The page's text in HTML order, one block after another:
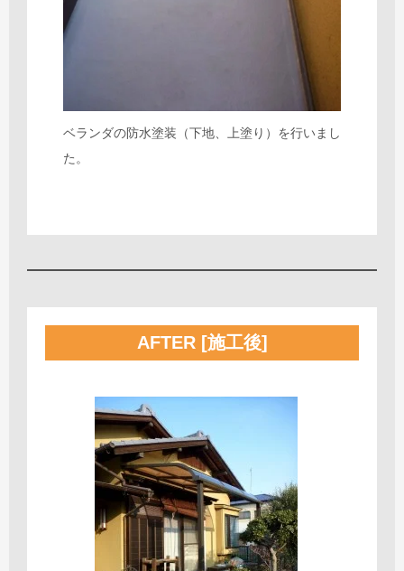
ベランダの防水塗装（下地、上塗り）を行いまし
た。
AFTER [施工後]